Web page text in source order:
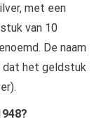
met een
van 10
De naam
dat het geldstuk